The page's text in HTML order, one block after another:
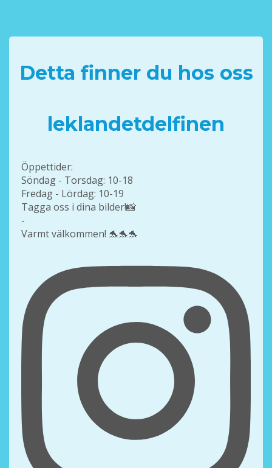
Detta finner du hos oss
leklandetdelfinen
Öppettider:
Söndag - Torsdag: 10-18
Fredag - Lördag: 10-19
Tagga oss i dina bilder!📸
-
Varmt välkommen! 🐬🐬🐬